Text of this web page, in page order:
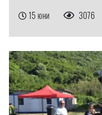
15 юни 3076